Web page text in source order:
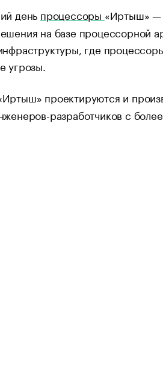
день процессоры «Иртыш» —
на базе процессорной
где
угрозы.
проектируются и
разработчиков с